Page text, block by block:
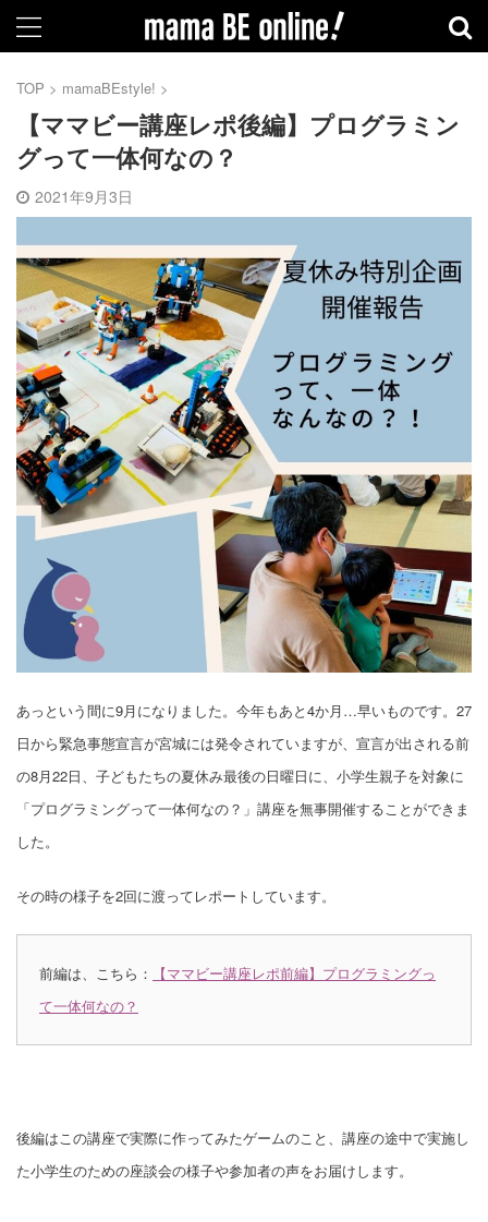
TOP > mamaBEstyle! >
【ママビー講座レポ後編】プログラミン
グって一体何なの？
2021年9月3日
あっという間に9月になりました。今年もあと4か月…早いものです。27
日から緊急事態宣言が宮城には発令されていますが、宣言が出される前
の8月22日、子どもたちの夏休み最後の日曜日に、小学生親子を対象に
「プログラミングって一体何なの？」講座を無事開催することができま
した。
その時の様子を2回に渡ってレポートしています。
前編は、こちら：
【ママビー講座レポ前編】プログラミングっ
て一体何なの？
後編はこの講座で実際に作ってみたゲームのこと、講座の途中で実施し
た小学生のための座談会の様子や参加者の声をお届けします。